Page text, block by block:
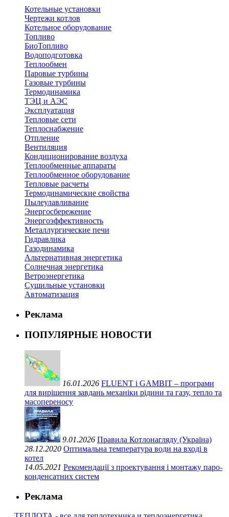
Котельные установки
Чертежи котлов
Котельное оборудование
Топливо
БиоТопливо
Водоподготовка
Теплообмен
Паровые турбины
Газовые турбины
Термодинамика
ТЭЦ и АЭС
Эксплуатация
Тепловые сети
Теплоснабжение
Отпление
Вентиляция
Кондиционирование воздуха
Теплообменные аппараты
Теплообменное оборудование
Тепловые расчеты
Термодинамические свойства
Пылеулавливание
Энергосбережение
Энергоэффективность
Металлургические печи
Гидравлика
Газодинамика
Альтернативная энергетика
Солнечная энергетика
Ветроэнергетика
Сушильные установки
Автоматизация
Реклама
ПОПУЛЯРНЫЕ НОВОСТИ
16.01.2026 FLUENT і GAMBIT – програми
для вирішення завдань механіки рідини та газу, тепло та
масопереносу
9.01.2026 Правила Котлонагляду (Україна)
28.12.2020 Оптимальна температура води на вході в
котел
14.05.2021 Рекомендації з проектування і монтажу паро-
конденсатних систем
Реклама